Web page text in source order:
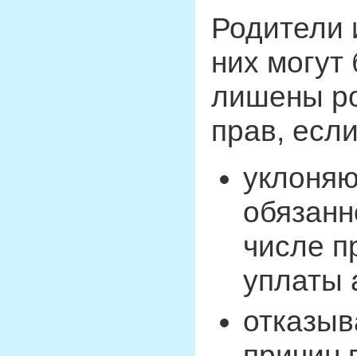
Родители
них могут
лишены
прав,
числе
уплаты